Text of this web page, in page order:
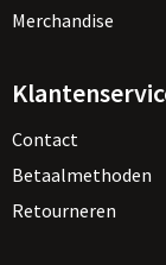
Merchandise
Contact
Betaalmethoden
Retourneren